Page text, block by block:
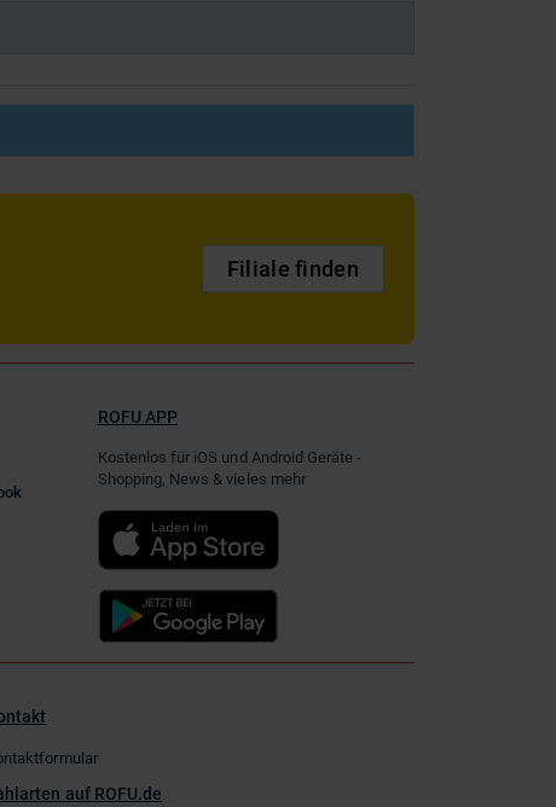
Filiale finden
ROFU APP
Kostenlos für iOS und Android Geräte -
Shopping, News & vieles mehr
auf ROFU.de